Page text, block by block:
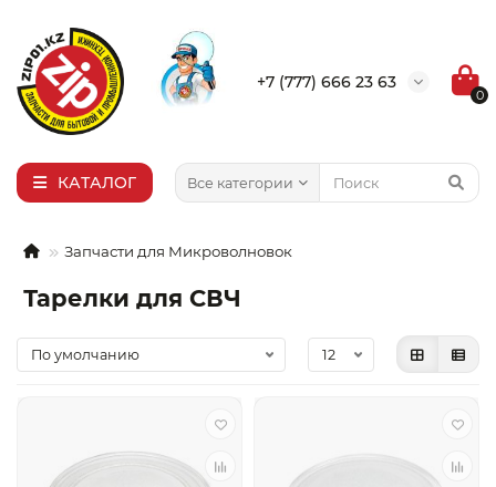
+7 (777) 666 23 63
0
КАТАЛОГ Все категории
Запчасти для Микроволновок
Тарелки для СВЧ
Выбор города
Алма-Ата
Актау